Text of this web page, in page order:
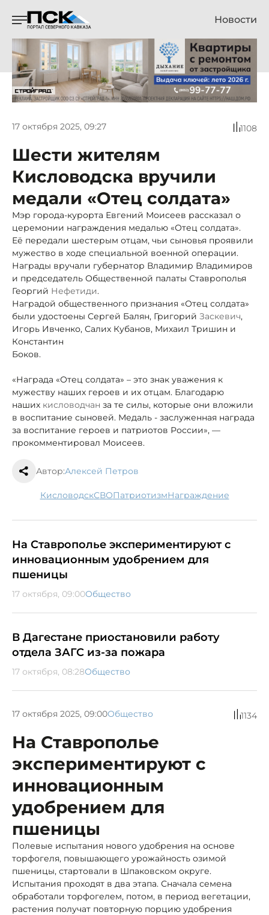
Новости
17 октября 2025, 09:27 1108
Шести жителям
Кисловодска вручили
медали «Отец солдата»
Мэр города-курорта Евгений Моисеев рассказал о
церемонии награждения медалью «Отец солдата».
Её передали шестерым отцам, чьи сыновья проявили
мужество в ходе специальной военной операции.
Награды вручали губернатор Владимир Владимиров
и председатель Общественной палаты Ставрополья
Георгий Нефетиди.
Наградой общественного признания «Отец солдата»
были удостоены Сергей Балян, Григорий Заскевич,
Игорь Ивченко, Салих Кубанов, Михаил Тришин и
Константин
Боков.
«Награда «Отец солдата» – это знак уважения к
мужеству наших героев и их отцам. Благодарю
наших кисловодчан за те силы, которые они вложили
в воспитание сыновей. Медаль - заслуженная награда
за воспитание героев и патриотов России», —
прокомментировал Моисеев.
Автор:Алексей Петров
Кисловодск СВО патриотизм награждение
На Ставрополье экспериментируют с
инновационным удобрением для
пшеницы
17 октября, 09:00Общество
В Дагестане приостановили работу
отдела ЗАГС из-за пожара
17 октября, 08:28Общество
17 октября 2025, 09:00Общество 1134
На Ставрополье
экспериментируют с
инновационным
удобрением для
пшеницы
Полевые испытания нового удобрения на основе
торфогеля, повышающего урожайность озимой
пшеницы, стартовали в Шпаковском округе.
Испытания проходят в два этапа. Сначала семена
обработали торфогелем, потом, в период вегетации,
растения получат повторную порцию удобрения